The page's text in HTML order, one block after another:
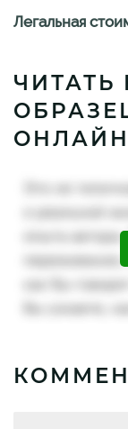
Легальная
ЧИТАТЬ